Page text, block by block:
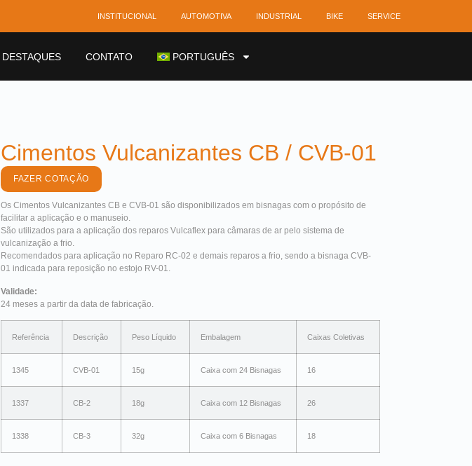
INSTITUCIONAL AUTOMOTIVA INDUSTRIAL BIKE SERVICE
DESTAQUES CONTATO PORTUGUÊS
Cimentos Vulcanizantes CB / CVB-01
FAZER COTAÇÃO
Os Cimentos Vulcanizantes CB e CVB-01 são disponibilizados em bisnagas com o propósito de
facilitar a aplicação e o manuseio.
São utilizados para a aplicação dos reparos Vulcaflex para câmaras de ar pelo sistema de
vulcanização a frio.
Recomendados para aplicação no Reparo RC-02 e demais reparos a frio, sendo a bisnaga CVB-
01 indicada para reposição no estojo RV-01.
Validade:
24 meses a partir da data de fabricação.
Referência Descrição Peso Líquido Embalagem Caixas Coletivas
1345 CVB-01 15g Caixa com 24 Bisnagas 16
1337 CB-2 18g Caixa com 12 Bisnagas 26
1338 CB-3 32g Caixa com 6 Bisnagas 18